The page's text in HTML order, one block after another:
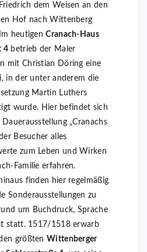
dem Weisen an den
Hof nach Wittenberg
heutigenCranach-Haus
4 betrieb der Maler
mit Christian Döring eine
in der unter anderem die
Martin Luthers
wurde. Hier befindet sich
Dauerausstellung „Cranachs
Besucher alles
zum Leben und Wirken
Familie erfahren.
finden hier regelmäßig
Sonderausstellungen zu
um Buchdruck, Sprache
statt. 1517/1518 erwarb
größtenWittenberger